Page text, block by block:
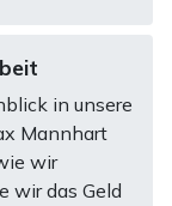
in unsere
Mannhart
wir
wir das Geld